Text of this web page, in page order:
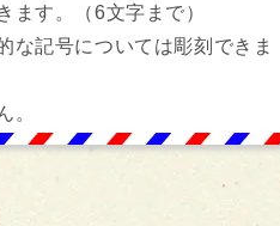
ます。（6文字まで）
記号については彫刻できま
。